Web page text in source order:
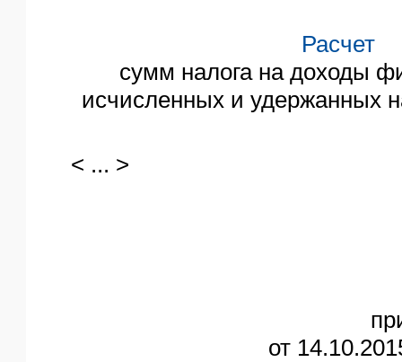
Расчет
сумм налога на доходы
исчисленных и удержанных
< ... >
от